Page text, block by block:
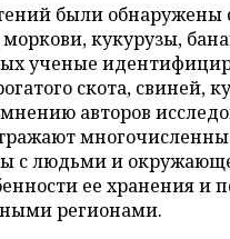
были обнаружены
кукурузы,
ученые
скота, свиней,
авторов
с людьми и
ее хранения и
регионами.